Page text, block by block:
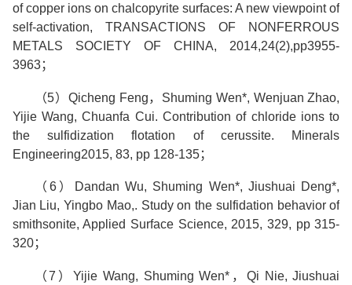
of copper ions on chalcopyrite surfaces: A new viewpoint of
self-activation, TRANSACTIONS OF NONFERROUS
METALS SOCIETY OF CHINA, 2014,24(2),pp3955-
3963；
（5） Qicheng Feng， Shuming Wen*, Wenjuan Zhao,
Yijie Wang, Chuanfa Cui. Contribution of chloride ions to
the sulfidization flotation of cerussite. Minerals
Engineering2015, 83, pp 128-135；
（6 ）
Dandan Wu, Shuming Wen*, Jiushuai Deng*,
Jian Liu, Yingbo Mao,. Study on the sulfidation behavior of
smithsonite, Applied Surface Science, 2015, 329, pp 315-
320；
（7 ） Yijie Wang, Shuming Wen* ， Qi Nie, Jiushuai